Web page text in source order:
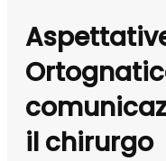
il chirurgo